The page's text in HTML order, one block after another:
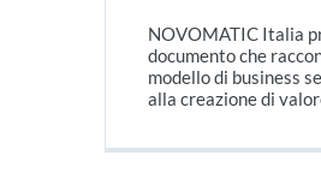
NOVOMATIC Italia
documento che
modello di business
alla creazione di